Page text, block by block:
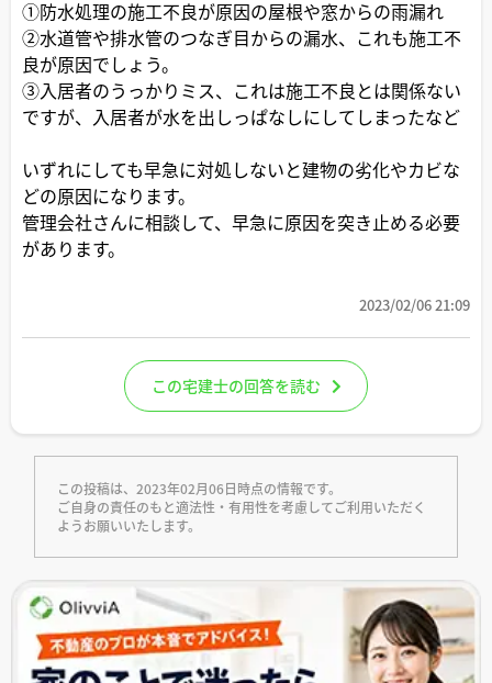
①防水処理の施工不良が原因の屋根や窓からの雨漏れ
②水道管や排水管のつなぎ目からの漏水、これも施工不
良が原因でしょう。
③入居者のうっかりミス、これは施工不良とは関係ない
ですが、入居者が水を出しっぱなしにしてしまったなど
いずれにしても早急に対処しないと建物の劣化やカビな
どの原因になります。
管理会社さんに相談して、早急に原因を突き止める必要
があります。
2023/02/06 21:09
この宅建士の回答を読む
この投稿は、2023年02月06日時点の情報です。
ご自身の責任のもと適法性・有用性を考慮してご利用いただく
ようお願いいたします。